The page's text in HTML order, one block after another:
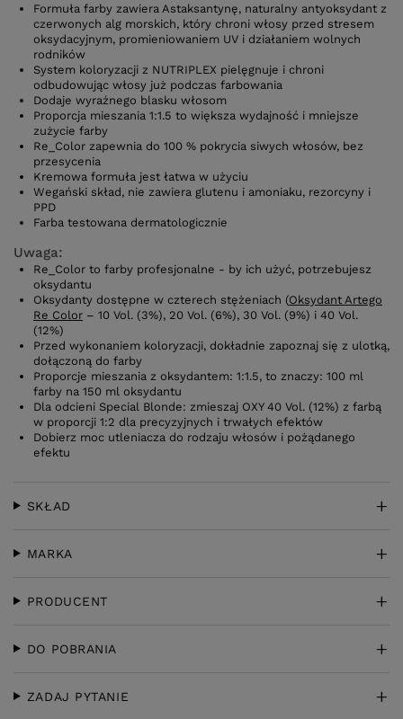
Formuła farby zawiera Astaksantynę, naturalny antyoksydant z
czerwonych alg morskich, który chroni włosy przed stresem
oksydacyjnym, promieniowaniem UV i działaniem wolnych
rodników
System koloryzacji z NUTRIPLEX pielęgnuje i chroni
odbudowując włosy już podczas farbowania
Dodaje wyraźnego blasku włosom
Proporcja mieszania 1:1.5 to większa wydajność i mniejsze
zużycie farby
Re_Color zapewnia do 100 % pokrycia siwych włosów, bez
przesycenia
Kremowa formuła jest łatwa w użyciu
Wegański skład, nie zawiera glutenu i amoniaku, rezorcyny i
PPD
Farba testowana dermatologicznie
Uwaga:
Re_Color to farby profesjonalne - by ich użyć, potrzebujesz
oksydantu
Oksydanty dostępne w czterech stężeniach (Oksydant Artego
Re Color – 10 Vol. (3%), 20 Vol. (6%), 30 Vol. (9%) i 40 Vol.
(12%)
Przed wykonaniem koloryzacji, dokładnie zapoznaj się z ulotką,
dołączoną do farby
Proporcje mieszania z oksydantem: 1:1.5, to znaczy: 100 ml
farby na 150 ml oksydantu
Dla odcieni Special Blonde: zmieszaj OXY 40 Vol. (12%) z farbą
w proporcji 1:2 dla precyzyjnych i trwałych efektów
Dobierz moc utleniacza do rodzaju włosów i pożądanego
efektu
SKŁAD
MARKA
PRODUCENT
DO POBRANIA
ZADAJ PYTANIE